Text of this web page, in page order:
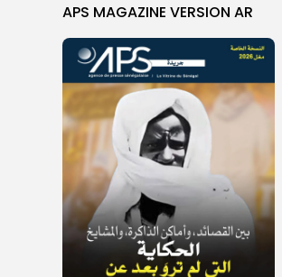
APS MAGAZINE VERSION AR